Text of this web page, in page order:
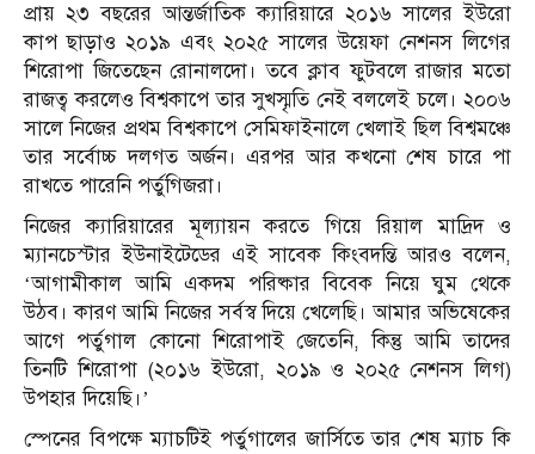
প্রায় ২৩ বছরের আন্তর্জাতিক ক্যারিয়ারে ২০১৬ সালের ইউরো
কাপ ছাড়াও ২০১৯ এবং ২০২৫ সালের উয়েফা নেশনস লিগের
শিরোপা জিতেছেন রোনালদো। তবে ক্লাব ফুটবলে রাজার মতো
রাজত্ব করলেও বিশ্বকাপে তার সুখস্মৃতি নেই বললেই চলে। ২০০৬
সালে নিজের প্রথম বিশ্বকাপে সেমিফাইনালে খেলাই ছিল বিশ্বমঞ্চে
তার সর্বোচ্চ দলগত অর্জন। এরপর আর কখনো শেষ চারে পা
রাখতে পারেনি পর্তুগিজরা।
নিজের ক্যারিয়ারের মূল্যায়ন করতে গিয়ে রিয়াল মাদ্রিদ ও
ম্যানচেস্টার ইউনাইটেডের এই সাবেক কিংবদন্তি আরও বলেন,
‘আগামীকাল আমি একদম পরিষ্কার বিবেক নিয়ে ঘুম থেকে
উঠব। কারণ আমি নিজের সর্বস্ব দিয়ে খেলেছি। আমার অভিষেকের
আগে পর্তুগাল কোনো শিরোপাই জেতেনি, কিন্তু আমি তাদের
তিনটি শিরোপা (২০১৬ ইউরো, ২০১৯ ও ২০২৫ নেশনস লিগ)
উপহার দিয়েছি।’
স্পেনের বিপক্ষে ম্যাচটিই পর্তুগালের জার্সিতে তার শেষ ম্যাচ কি